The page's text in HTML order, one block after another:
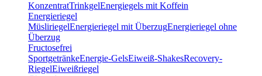
KonzentratTrinkgelEnergiegels mit Koffein
Energieriegel
MüsliriegelEnergieriegel mit ÜberzugEnergieriegel ohne
Überzug
Fructosefrei
SportgetränkeEnergie-GelsEiweiß-ShakesRecovery-
RiegelEiweißriegel